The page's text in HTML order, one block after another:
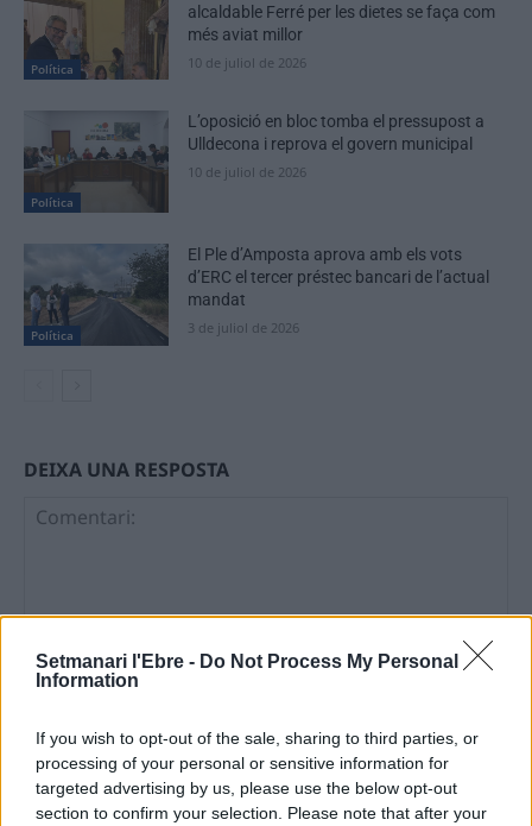
Setmanari l'Ebre - Do Not Process My Personal
Information
If you wish to opt-out of the sale, sharing to third parties, or
processing of your personal or sensitive information for
targeted advertising by us, please use the below opt-out
section to confirm your selection. Please note that after your
Política
alcaldable Ferré per les dietes se faça com
més aviat millor
10 de juliol de 2026
Política
L’oposició en bloc tomba el pressupost a
Ulldecona i reprova el govern municipal
10 de juliol de 2026
Política
El Ple d’Amposta aprova amb els vots
d’ERC el tercer préstec bancari de l’actual
mandat
3 de juliol de 2026
DEIXA UNA RESPOSTA